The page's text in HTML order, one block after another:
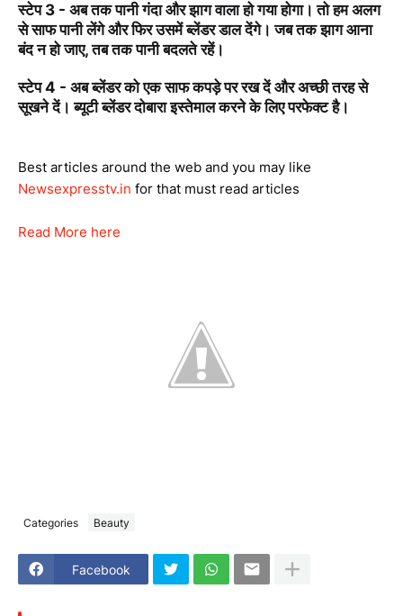
स्टेप 3 - अब तक पानी गंदा और झाग वाला हो गया होगा। तो हम अलग
से साफ पानी लेंगे और फिर उसमें ब्लेंडर डाल देंगे। जब तक झाग आना
बंद न हो जाए, तब तक पानी बदलते रहें।
स्टेप 4 - अब ब्लेंडर को एक साफ कपड़े पर रख दें और अच्छी तरह से
सूखने दें। ब्यूटी ब्लेंडर दोबारा इस्तेमाल करने के लिए परफेक्ट है।
Best articles around the web and you may like
Newsexpresstv.in for that must read articles
Read More here
Categories Beauty
Facebook